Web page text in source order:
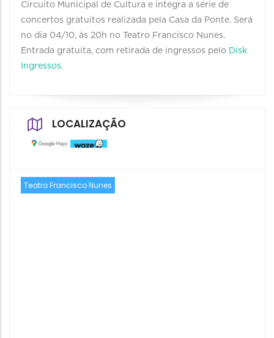
Circuito Municipal de Cultura e integra a série de
concertos gratuitos realizada pela Casa da Ponte. Será
no dia 04/10, às 20h no Teatro Francisco Nunes.
Entrada gratuita, com retirada de ingressos pelo Disk
Ingressos.
LOCALIZAÇÃO
Teatro Francisco Nunes